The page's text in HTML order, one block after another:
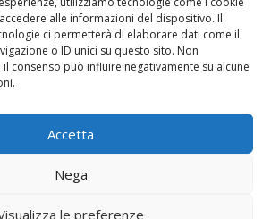
alle informazioni del dispositivo. Il
ci permetterà di elaborare dati come il
o ID unici su questo sito. Non
consenso può influire negativamente su alcune
Accetta
Nega
le preferenze